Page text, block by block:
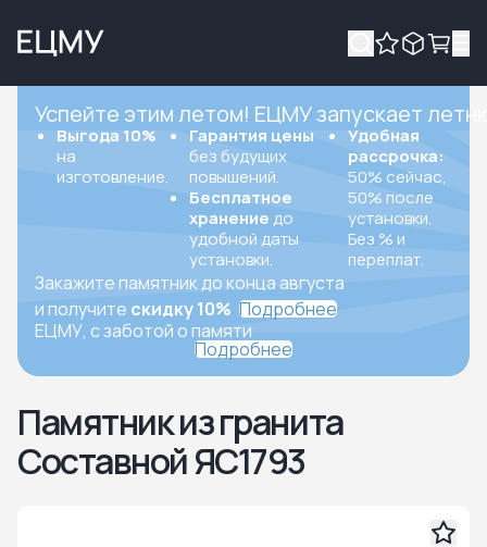
Успейте этим летом! ЕЦМУ запускает
Выгода 10%
на
изготовление.
Гарантия цены
без будущих
повышений.
Бесплатное
хранение до
удобной даты
установки.
Удобная
рассрочка:
50% сейчас,
50% после
установки.
Без % и
переплат.
Закажите памятник до конца августа
и получите скидку 10% Подробнее
ЕЦМУ, с заботой о памяти
Подробнее
Памятник из гранита
Составной ЯС1793